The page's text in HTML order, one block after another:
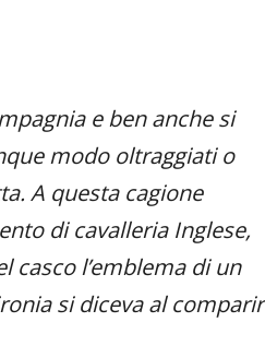
e ben anche si
modo oltraggiati o
A questa cagione
di cavalleria Inglese,
l’emblema di un
si diceva al comparir